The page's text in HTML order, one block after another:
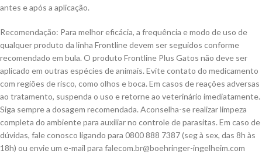
antes e após a aplicação.
Recomendação: Para melhor eficácia, a frequência e modo de uso de
qualquer produto da linha Frontline devem ser seguidos conforme
recomendado em bula. O produto Frontline Plus Gatos não deve ser
aplicado em outras espécies de animais. Evite contato do medicamento
com regiões de risco, como olhos e boca. Em casos de reações adversas
ao tratamento, suspenda o uso e retorne ao veterinário imediatamente.
Siga sempre a dosagem recomendada. Aconselha-se realizar limpeza
completa do ambiente para auxiliar no controle de parasitas. Em caso de
dúvidas, fale conosco ligando para 0800 888 7387 (seg à sex, das 8h às
18h) ou envie um e-mail para falecom.br@boehringer-ingelheim.com